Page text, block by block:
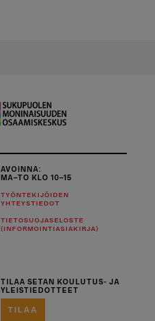
AVOINNA:
MA–TO KLO 10–15
TYÖNTEKIJÖIDEN
YHTEYSTIEDOT
TIETOSUOJASELOSTE
(INFORMOINTIASIAKIRJA)
TILAA SETAN KOULUTUS- JA
YLEISTIEDOTTEET
TILAA